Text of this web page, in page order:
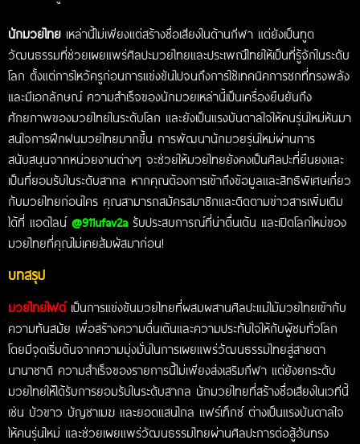
นักมวยไทย เหล่านี้ไม่เพียงแต่สร้างชื่อเสียงในด้านกีฬา แต่ยังเป็นทูต
วัฒนธรรมที่ช่วยเผยแพร่ศิลปะมวยไทยและประเพณีไทยให้เป็นที่รู้จักในระดับ
โลก ตั้งแต่การไหว้ครูก่อนการแข่งขันไปจนถึงการใช้เทคนิคการชกที่ทรงพลัง
และมีเอกลักษณ์ ความสำเร็จของนักมวยเหล่านี้เป็นเครื่องยืนยันถึง
ศักยภาพของมวยไทยในระดับโลก และยังเป็นแรงบันดาลใจให้คนรุ่นใหม่หันมา
สนใจการฝึกฝนมวยไทยมากขึ้น การพัฒนานักมวยรุ่นใหม่ผ่านการ
สนับสนุนจากหน่วยงานต่างๆ จะช่วยให้มวยไทยยังคงเป็นศิลปะที่ยืนยงและ
เป็นที่ยอมรับในระดับสากล หากคุณต้องการเข้าถึงข้อมูลและสิทธิพิเศษเกี่ยว
กับมวยไทยก่อนใคร คุณสามารถสมัครสมาชิกและติดตามข่าวสารเพิ่มเติม
ได้ที่ แอดไลน์ @911ufav2aรับประสบการณ์ที่น่าตื่นเต้น และเปิดโลกใหม่ของ
มวยไทยที่คุณไม่เคยสัมผัสมาก่อน!
บทสรุป
มวยไทยไฟต์เป็นการแข่งขันมวยไทยที่ผสมผสานศิลปะแม่ไม้มวยไทยเข้ากับ
ความทันสมัย เพื่อสร้างความตื่นเต้นและความประทับใจให้กับผู้ชมทั่วโลก
โดยมีจุดเริ่มต้นจากความมุ่งมั่นในการเผยแพร่วัฒนธรรมไทยสู่สายตา
นานาชาติ ความสำเร็จของรายการนี้ไม่เพียงส่งเสริมกีฬา แต่ยังยกระดับ
มวยไทยให้ได้รับการยอมรับในระดับสากล นักมวยไทยที่สร้างชื่อเสียงในเวทีนี้
เช่น บัวขาว บัญชาเมฆ และยอดแสนไกล แฟร์เท็กซ์ ต่างเป็นแรงบันดาลใจ
ให้คนรุ่นใหม่ และช่วยเผยแพร่วัฒนธรรมไทยผ่านศิลปะการต่อสู้อันทรง